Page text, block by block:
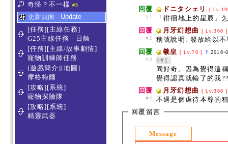
奇怪？不一樣 #5
更新頁面 - Update
[任務][主線任務]
G25主線任務 - 日蝕
[任務][主線/故事劇情]
寵物訓練師任務
[遊戲簡介][地圖]
摩格梅爾
[攻略][系統]
寵物探險隊
[攻略][系統]
精靈武器
回覆
#1
ドニタシェリ [
「徘徊地上的星辰」
回覆
#2
月牙幻想曲 [ Lv.368
稱號說明: 發放給以
回覆
#3
羲皇 [ Lv.70 ] ? 2016-
>#1
同好奇。因為覺得這
覺得認真就輸了的我
回覆
#4
月牙幻想曲 [ Lv.368
不過是個虐待本尊的
回覆留言
Message